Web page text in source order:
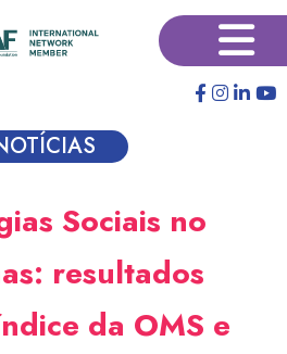
×
Sociais no
resultados
da OMS e